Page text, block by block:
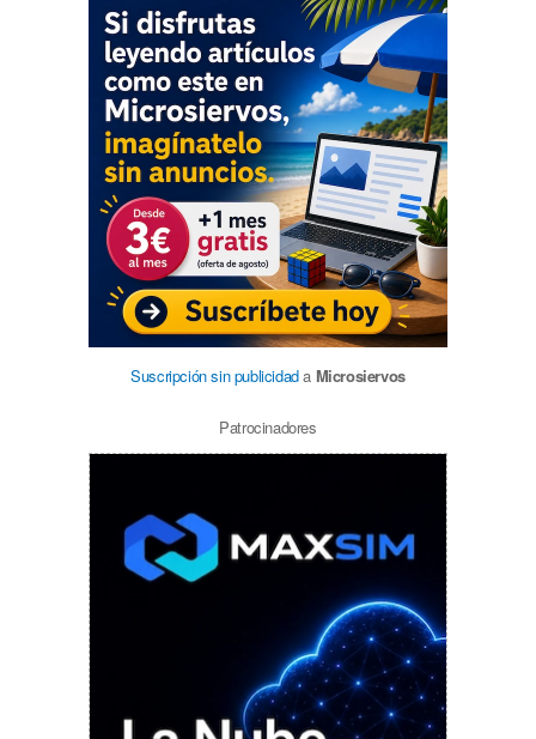
Suscripción sin publicidada Microsiervos
Patrocinadores